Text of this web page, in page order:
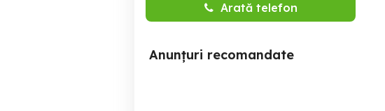
Arată telefon
Anunțuri recomandate